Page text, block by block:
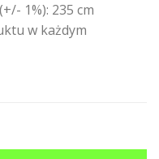
1%): 235 cm
w każdym